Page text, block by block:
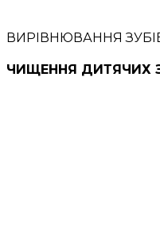
ВИРІВНЮВАННЯ
ЧИЩЕННЯ ДИТЯЧИХ